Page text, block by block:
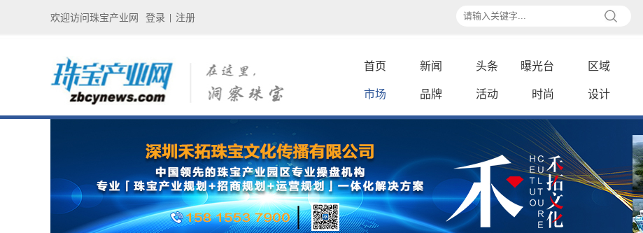
欢迎访问珠宝产业网 登录 注册
首页 新闻 头条 曝光台 区域
市场 品牌 活动 时尚 设计